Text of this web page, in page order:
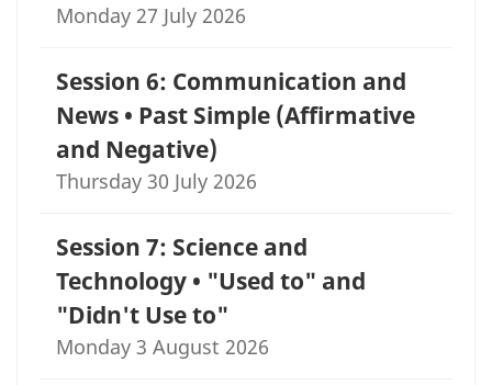
Monday 27 July 2026
Session 6: Communication and
News • Past Simple (Affirmative
and Negative)
Thursday 30 July 2026
Session 7: Science and
Technology • "Used to" and
"Didn't Use to"
Monday 3 August 2026